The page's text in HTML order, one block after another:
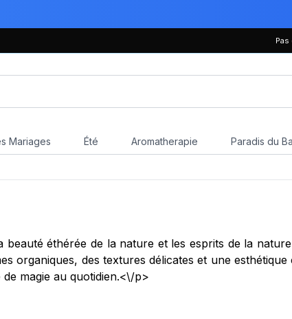
Pas
Mariages Été Aromatherapie Paradis du
éthérée de la nature et les esprits de la
organiques, des textures délicates et une
magie au quotidien.<\/p>